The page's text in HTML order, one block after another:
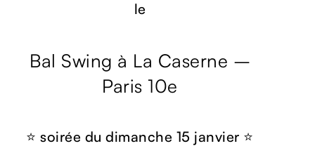
le
Bal Swing à La Caserne –
Paris 10e
⭐️ soirée du dimanche 15 janvier ⭐️